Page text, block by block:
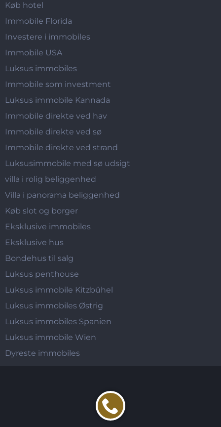
Køb hotel
Immobile Florida
Investere i immobiles
Immobile USA
Luksus immobiles
Immobile som investment
Luksus immobile Kannada
Immobile direkte ved hav
Immobile direkte ved sø
Immobile direkte ved strand
Luksusimmobile med sø udsigt
villa i rolig beliggenhed
Villa i panorama beliggenhed
Køb slot og borger
Eksklusive immobiles
Eksklusive hus
Bondehus til salg
Luksus penthouse
Luksus immobile Kitzbühel
Luksus immobiles Østrig
Luksus immobiles Spanien
Luksus immobile Wien
Dyreste immobiles